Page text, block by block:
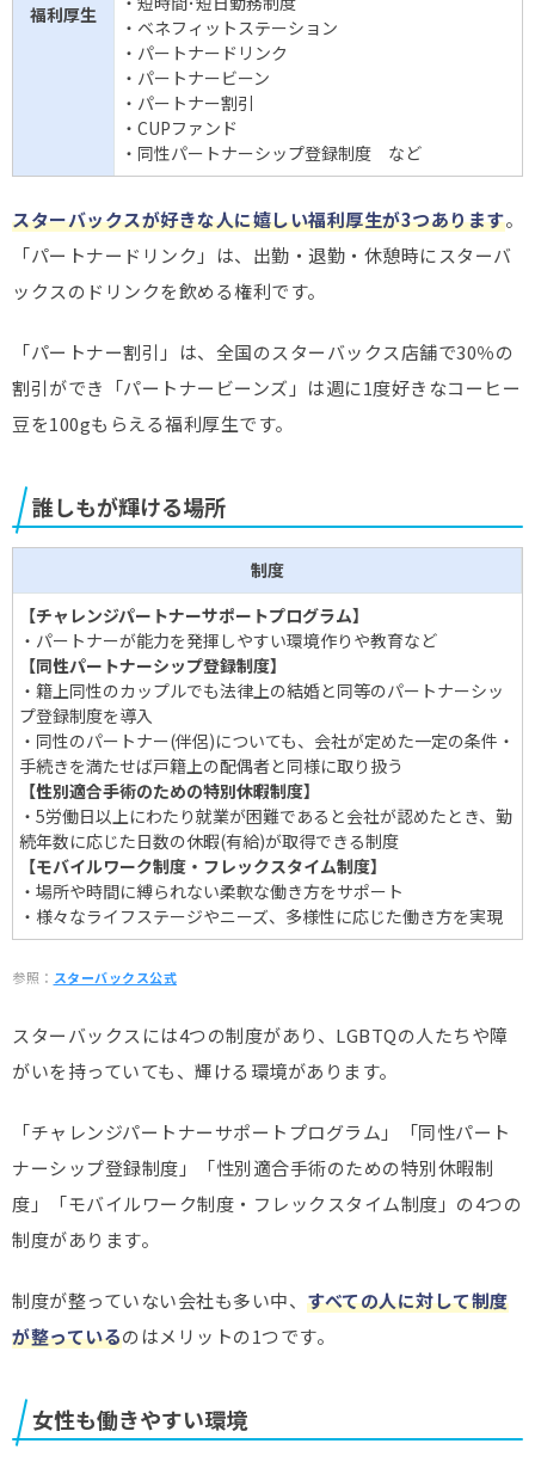
福利厚生
・ベネフィットステーション
・パートナードリンク
・パートナービーン
・パートナー割引
・CUPファンド
・同性パートナーシップ登録制度 など
スターバックスが好きな人に嬉しい福利厚生が3つあります。
「パートナードリンク」は、出勤・退勤・休憩時にスターバ
ックスのドリンクを飲める権利です。
「パートナー割引」は、全国のスターバックス店舗で30％の
割引ができ「パートナービーンズ」は週に1度好きなコーヒー
豆を100gもらえる福利厚生です。
誰しもが輝ける場所
制度
【チャレンジパートナーサポートプログラム】
・パートナーが能力を発揮しやすい環境作りや教育など
【同性パートナーシップ登録制度】
・籍上同性のカップルでも法律上の結婚と同等のパートナーシッ
プ登録制度を導入
・同性のパートナー(伴侶)についても、会社が定めた一定の条件・
手続きを満たせば戸籍上の配偶者と同様に取り扱う
【性別適合手術のための特別休暇制度】
・5労働日以上にわたり就業が困難であると会社が認めたとき、勤
続年数に応じた日数の休暇(有給)が取得できる制度
【モバイルワーク制度・フレックスタイム制度】
・場所や時間に縛られない柔軟な働き方をサポート
・様々なライフステージやニーズ、多様性に応じた働き方を実現
参照： スターバックス公式
スターバックスには4つの制度があり、LGBTQの人たちや障
がいを持っていても、輝ける環境があります。
「チャレンジパートナーサポートプログラム」「同性パート
ナーシップ登録制度」「性別適合手術のための特別休暇制
度」「モバイルワーク制度・フレックスタイム制度」の4つの
制度があります。
制度が整っていない会社も多い中、 すべての人に対して制度
が整っているのはメリットの1つです。
女性も働きやすい環境